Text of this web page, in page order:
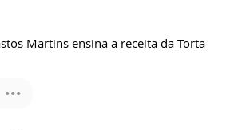
Martins ensina a receita da Torta